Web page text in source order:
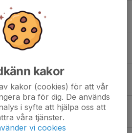
0
9/8 i Ljusne ishall
0
kakor
kakor (cookies) för att vår
bra för dig. De används
i syfte att hjälpa oss att
våra tjänster.
vi cookies